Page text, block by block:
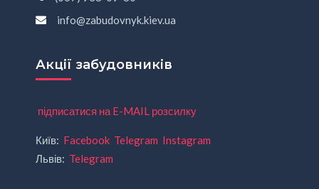
info@zabudovnyk.kiev.ua
Акції забудовників
підписатися на E-MAIL розсилку
Київ: Facebook Telegram Instagram
Львів: Telegram